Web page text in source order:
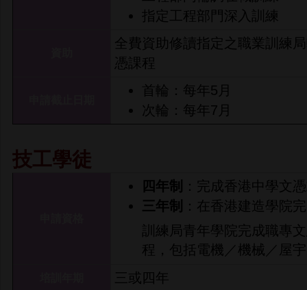
指定工程部門深入訓練
全費資助修讀指定之職業訓練
憑課程
首輪：每年5月
次輪：每年7月
技工學徒
四年制
：完成香港中學文
三年制
：在香港建造學院
訓練局青年學院完成職專
程，包括電機／機械／屋
三或四年